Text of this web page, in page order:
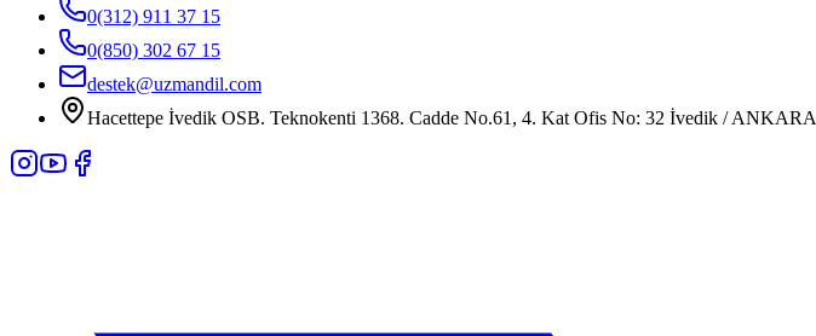
0(312) 911 37 15
0(850) 302 67 15
destek@uzmandil.com
Hacettepe İvedik OSB. Teknokenti 1368. Cadde No.61, 4. Kat Ofis No: 32 İvedik / ANKARA